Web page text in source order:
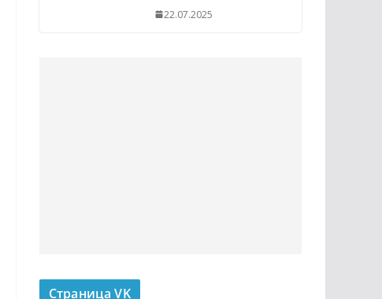
22.07.2025
Страница VK